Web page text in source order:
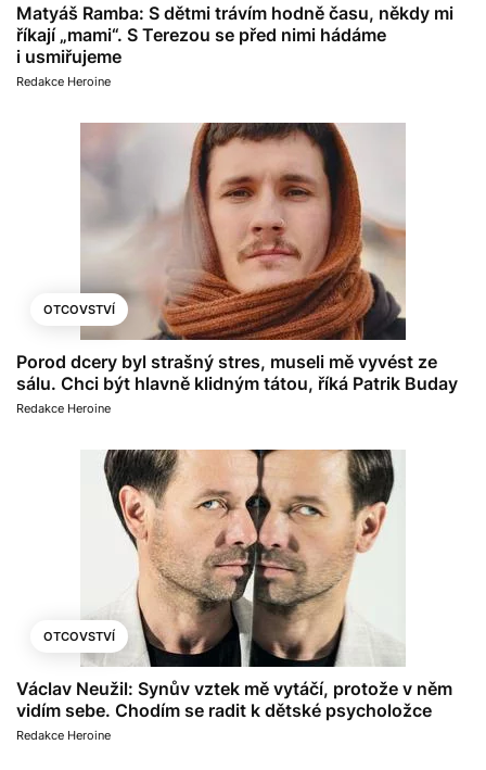
Matyáš Ramba: S dětmi trávím hodně času, někdy mi
říkají „mami“. S Terezou se před nimi hádáme
i usmiřujeme
Redakce Heroine
OTCOVSTVÍ
Porod dcery byl strašný stres, museli mě vyvést ze
sálu. Chci být hlavně klidným tátou, říká Patrik Buday
Redakce Heroine
OTCOVSTVÍ
Václav Neužil: Synův vztek mě vytáčí, protože v něm
vidím sebe. Chodím se radit k dětské psycholožce
Redakce Heroine